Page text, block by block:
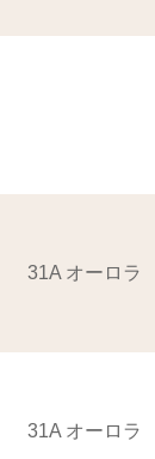
31A オーロラ
31A オーロラ